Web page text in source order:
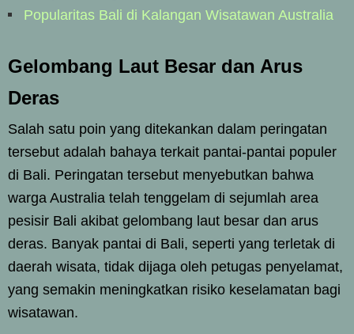
Popularitas Bali di Kalangan Wisatawan Australia
Gelombang Laut Besar dan Arus
Deras
Salah satu poin yang ditekankan dalam peringatan
tersebut adalah bahaya terkait pantai-pantai populer
di Bali. Peringatan tersebut menyebutkan bahwa
warga Australia telah tenggelam di sejumlah area
pesisir Bali akibat gelombang laut besar dan arus
deras. Banyak pantai di Bali, seperti yang terletak di
daerah wisata, tidak dijaga oleh petugas penyelamat,
yang semakin meningkatkan risiko keselamatan bagi
wisatawan.